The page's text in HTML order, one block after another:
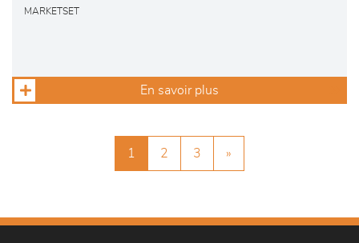
MARKETSET
En savoir plus
1 2 3 »